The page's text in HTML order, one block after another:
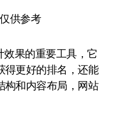
供参考
效果的重要工具，它
得更好的排名，还能
构和内容布局，网站